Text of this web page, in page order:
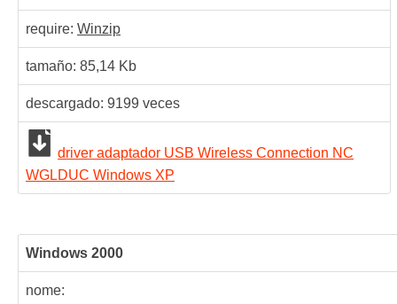
require: Winzip
tamaño: 85,14 Kb
descargado: 9199 veces
driver adaptador USB Wireless Connection NC
WGLDUC Windows XP
Windows 2000
nome: